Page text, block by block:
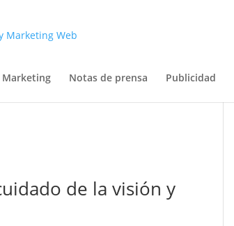
Marketing Notas de prensa Publicidad
de la visión y